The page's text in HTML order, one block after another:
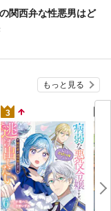
関西弁な性悪男はど
もっと見る
3